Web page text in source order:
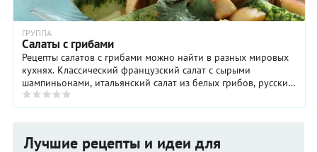
ГРУППА
Салаты с грибами
Рецепты салатов с грибами можно найти в разных мировых
кухнях. Классический французский салат с сырыми
шампиньонами, итальянский салат из белых грибов, русский
грибной салат или китайский - все это ...
Лучшие рецепты и идеи для